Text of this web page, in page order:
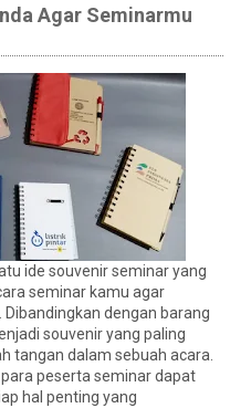
Agar Seminarmu
ide souvenir seminar yang
seminar kamu agar
dengan barang
souvenir yang paling
tangan dalam sebuah acara.
peserta seminar dapat
hal penting yang